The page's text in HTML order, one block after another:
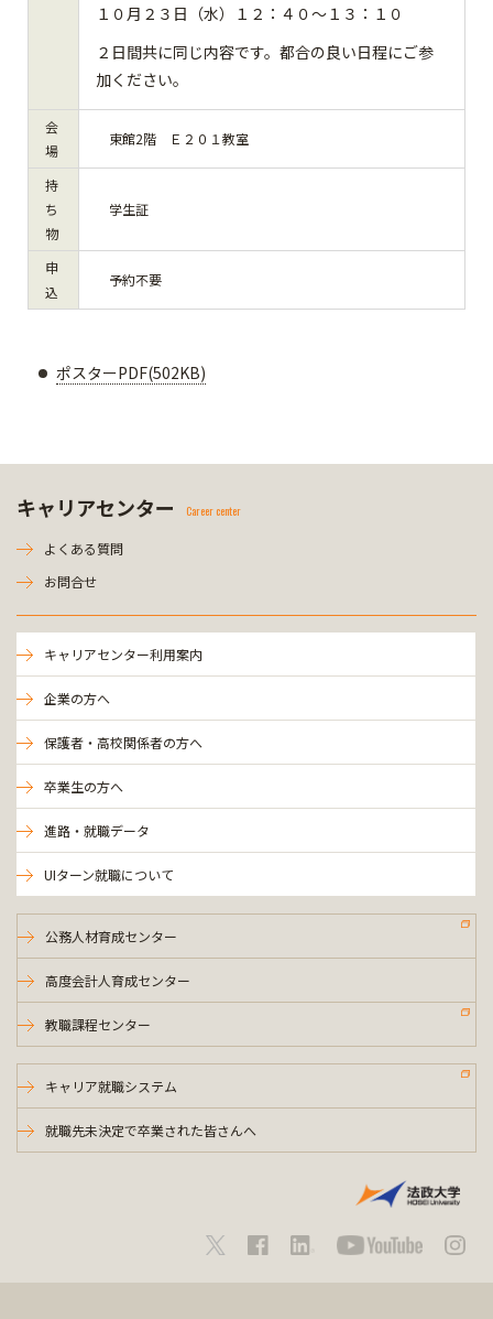
１０月２３日（水）１２：４０～１３：１０
２日間共に同じ内容です。都合の良い日程にご参
加ください。
会
場
東館2階 Ｅ２０１教室
持
ち
物
学生証
申
込
予約不要
ポスターPDF(502KB)
キャリアセンター Career center
よくある質問
お問合せ
キャリアセンター利用案内
企業の方へ
保護者・高校関係者の方へ
卒業生の方へ
進路・就職データ
UIターン就職について
公務人材育成センター
高度会計人育成センター
教職課程センター
キャリア就職システム
就職先未決定で卒業された皆さんへ